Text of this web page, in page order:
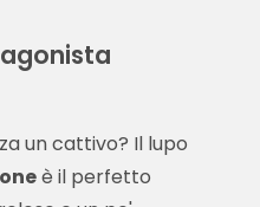
un cattivo? Il lupo
è il perfetto